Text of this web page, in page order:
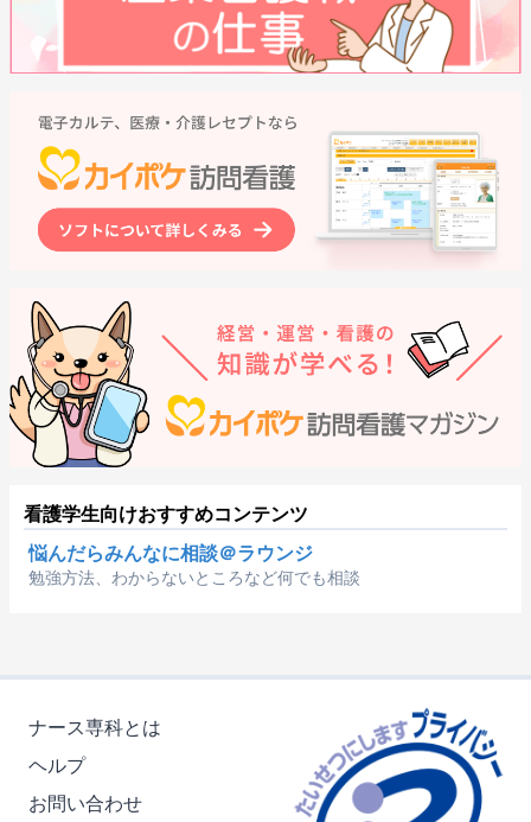
看護学生向けおすすめコンテンツ
悩んだらみんなに相談＠ラウンジ
勉強方法、わからないところなど何でも相談
ナース専科とは
ヘルプ
お問い合わせ